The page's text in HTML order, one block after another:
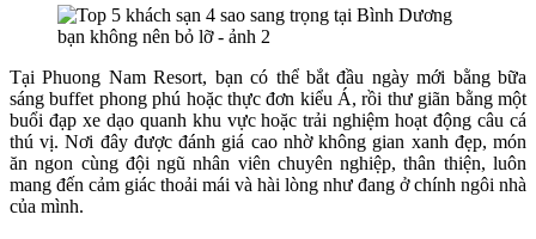
Tại Phuong Nam Resort, bạn có thể bắt đầu ngày mới bằng bữa
sáng buffet phong phú hoặc thực đơn kiểu Á, rồi thư giãn bằng một
buổi đạp xe dạo quanh khu vực hoặc trải nghiệm hoạt động câu cá
thú vị. Nơi đây được đánh giá cao nhờ không gian xanh đẹp, món
ăn ngon cùng đội ngũ nhân viên chuyên nghiệp, thân thiện, luôn
mang đến cảm giác thoải mái và hài lòng như đang ở chính ngôi nhà
của mình.